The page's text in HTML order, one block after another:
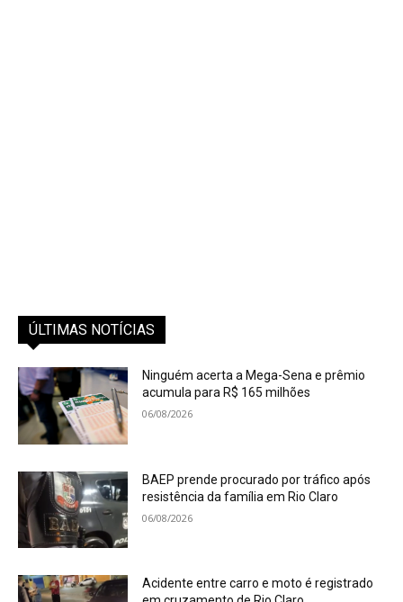
ÚLTIMAS NOTÍCIAS
Ninguém acerta a Mega-Sena e prêmio
acumula para R$ 165 milhões
06/08/2026
BAEP prende procurado por tráfico após
resistência da família em Rio Claro
06/08/2026
Acidente entre carro e moto é registrado